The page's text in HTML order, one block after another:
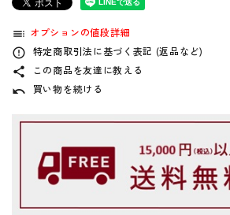
toc オプションの値段詳細
error_outline 特定商取引法に基づく表記 (返品など)
share この商品を友達に教える
undo 買い物を続ける